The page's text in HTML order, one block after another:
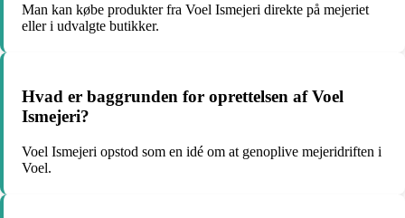
Man kan købe produkter fra Voel Ismejeri direkte på mejeriet
eller i udvalgte butikker.
Hvad er baggrunden for oprettelsen af Voel
Ismejeri?
Voel Ismejeri opstod som en idé om at genoplive mejeridriften i
Voel.